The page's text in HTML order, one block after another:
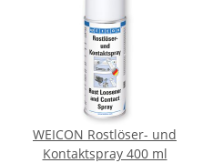
WEICON Rostlöser- und
Kontaktspray 400 ml